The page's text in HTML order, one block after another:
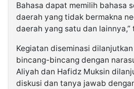
Bahasa dapat memilih bahasa
daerah yang tidak bermakna
daerah yang satu dan lainnya,”
Kegiatan diseminasi
bincang-bincang dengan
Aliyah dan Hafidz Muksin
diskusi dan tanya jawab